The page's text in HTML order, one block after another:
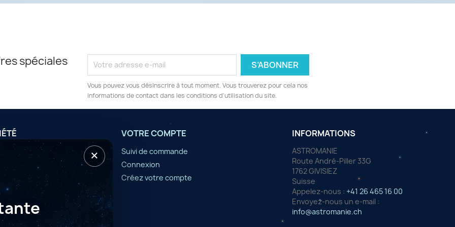
spéciales
Vous pouvez vous désinscrire à tout moment. Vous trouverez pour cela nos
informations de contact dans les conditions d'utilisation du site.
VOTRE COMPTE
Suivi de commande
Connexion
Créez votre compte
INFORMATIONS
ASTROMANIE
Route André-Piller 33G
1762 GIVISIEZ
Suisse
Appelez-nous : +41 26 465 16 00
Envoyez-nous un e-mail :
info@astromanie.ch
×